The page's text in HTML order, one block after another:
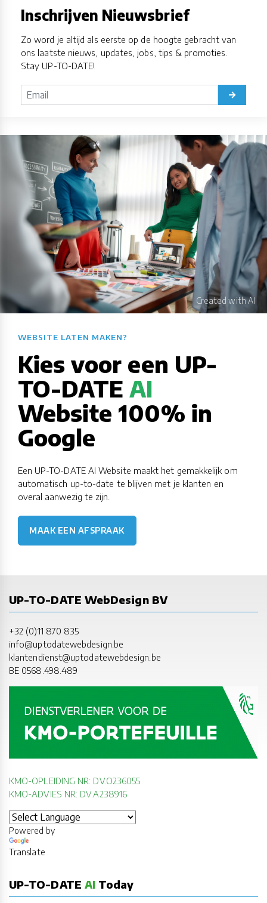
Inschrijven Nieuwsbrief
Zo word je altijd als eerste op de hoogte gebracht van
ons laatste nieuws, updates, jobs, tips & promoties.
Stay UP-TO-DATE!
WEBSITE LATEN MAKEN?​​​​​​​​​​​​​​
Kies voor een UP-
TO-DATEAI
Website 100% in
Google
Een UP-TO-DATE AI Website maakt het gemakkelijk om
automatisch up-to-date te blijven met je klanten en
overal aanwezig te zijn.
MAAK EEN AFSPRAAK
UP-TO-DATE WebDesign BV
+32 (0)11 870 835
info@uptodatewebdesign.be
klantendienst@uptodatewebdesign.be
BE 0568.498.489
KMO-OPLEIDING NR: DV.O236055
KMO-ADVIES NR: DV.A238916
Powered by
Translate
UP-TO-DATE AI Today